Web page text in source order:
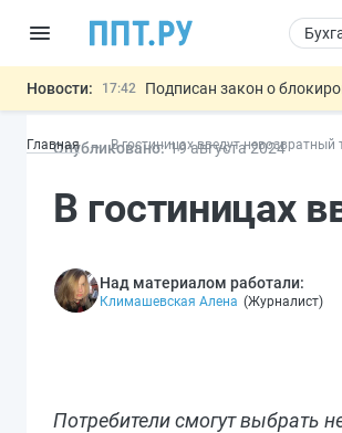
Новости: 17:42 Подписан закон о
16:02 Госпошлину за
11:31
Важно Разработают
Главная В гостиницах введут невозвратный
Опубликовано: 19 августа2024
В гостиницах
Над материалом работали:
Климашевская Алена (Журналист)
Потребители смогут выбрать